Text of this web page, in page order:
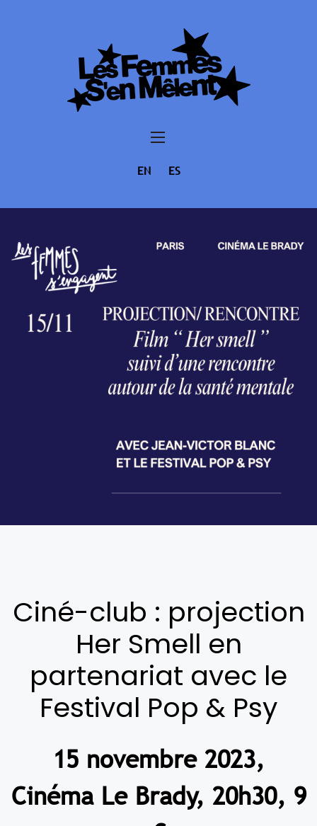
EN ES
Ciné-club : projection
Her Smell en
partenariat avec le
Festival Pop & Psy
15 novembre 2023,
Cinéma Le Brady, 20h30, 9